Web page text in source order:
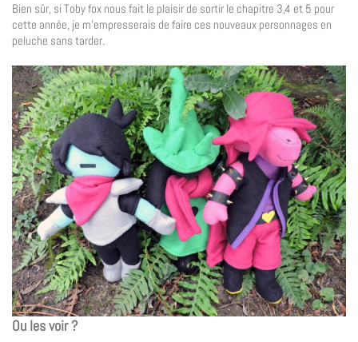
Bien sûr, si Toby fox nous fait le plaisir de sortir le chapitre 3,4 et 5 pour
cette année, je m’empresserais de faire ces nouveaux personnages en
peluche sans tarder.
Ou les voir ?